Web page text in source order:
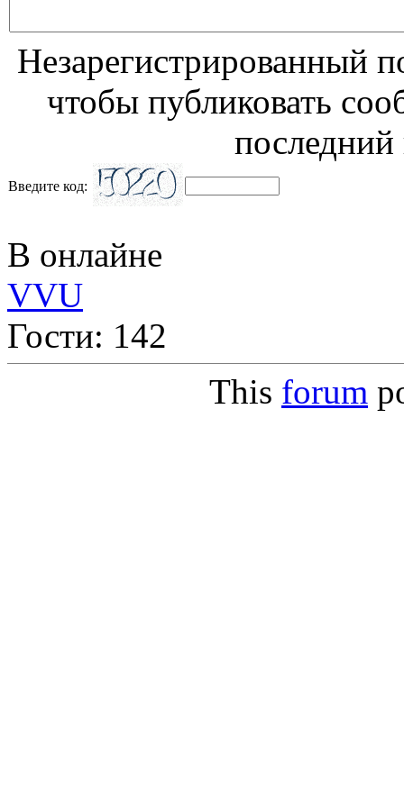
Незарегистрированный
чтобы публиковать
Введите код:
В онлайне
VVU
Гости: 142
This forum